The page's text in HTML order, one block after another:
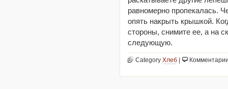
равномерно пропекалась.
опять накрыть крышкой.
стороны, снимите ее, а на
следующую.
Category Хлеб |